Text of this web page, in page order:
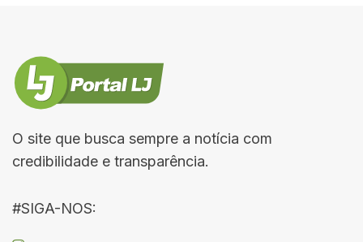
O site que busca sempre a notícia com
credibilidade e transparência.
#SIGA-NOS: